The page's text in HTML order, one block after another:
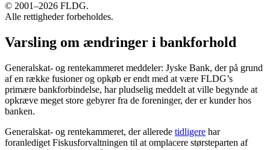
© 2001–2026 FLDG.
Alle rettigheder forbeholdes.
Varsling om ændringer i bankforhold
Generalskat- og rentekammeret meddeler: Jyske Bank, der på grund
af en række fusioner og opkøb er endt med at være FLDG’s
primære bankforbindelse, har pludselig meddelt at ville begynde at
opkræve meget store gebyrer fra de foreninger, der er kunder hos
banken.
Generalskat- og rentekammeret, der allerede tidligere har
foranlediget Fiskusforvaltningen til at omplacere størsteparten af